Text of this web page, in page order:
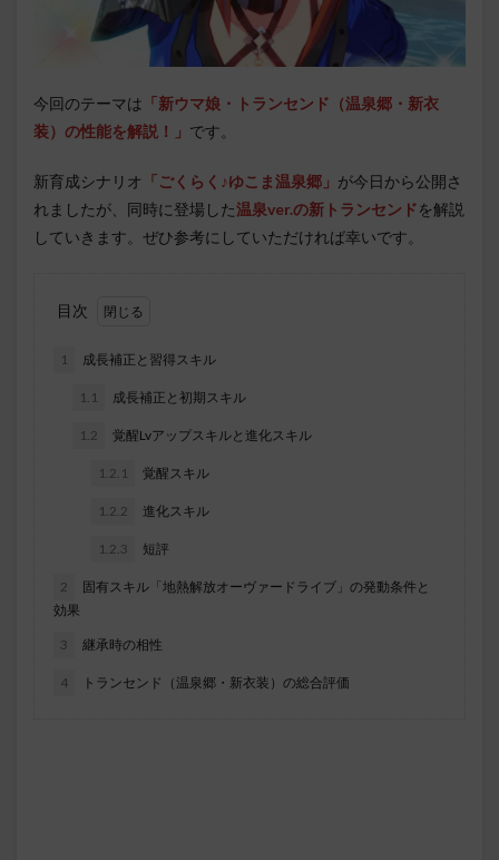
今回のテーマは 「新ウマ娘・トランセンド（温泉郷・新衣
装） の性能を解説！」 です。
新育成シナリオ 「ごくらく♪ゆこま温泉郷」 が今日から公開さ
れましたが、同時に登場した温泉ver.の新トランセンドを解説
していきます。ぜひ参考にしていただければ幸いです。
目次
1 成長補正と習得スキル
1.1 成長補正と初期スキル
1.2 覚醒Lvアップスキルと進化スキル
1.2.1 覚醒スキル
1.2.2 進化スキル
1.2.3 短評
2
固有スキル「地熱解放オーヴァードライブ」の発動条件と
効果
3 継承時の相性
4 トランセンド（温泉郷・新衣装）の総合評価